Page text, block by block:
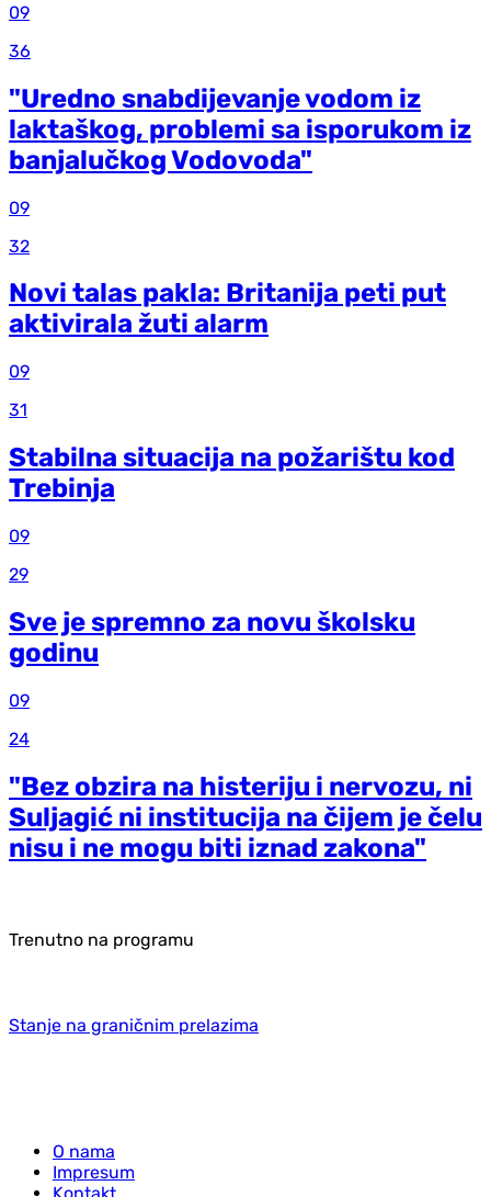
09
36
"Uredno snabdijevanje vodom iz
laktaškog, problemi sa isporukom iz
banjalučkog Vodovoda"
09
32
Novi talas pakla: Britanija peti put
aktivirala žuti alarm
09
31
Stabilna situacija na požarištu kod
Trebinja
09
29
Sve je spremno za novu školsku
godinu
09
24
"Bez obzira na histeriju i nervozu, ni
Suljagić ni institucija na čijem je čelu
nisu i ne mogu biti iznad zakona"
Trenutno na programu
Stanje na graničnim prelazima
O nama
Impresum